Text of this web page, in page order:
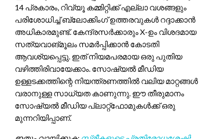
14 പ്രകാരം, റിവ്യൂ കമ്മിറ്റിക്ക് എല്ലാ വശങ്ങളും
പരിശോധിച്ച് ബ്ലോക്കിംഗ് ഉത്തരവുകൾ റദ്ദാക്കാൻ
അധികാരമുണ്ട്. കേന്ദ്രസർക്കാരും X-ഉം വിശദമായ
സത്യവാങ്മൂലം സമർപ്പിക്കാൻ കോടതി
ആവശ്യപ്പെട്ടു. ഇത് നിയമപരമായ ഒരു പുതിയ
വഴിത്തിരിവായേക്കാം. സോഷ്യൽ മീഡിയ
ഉള്ളടക്കത്തിന്റെ നിയന്ത്രണത്തിൽ വലിയ മാറ്റങ്ങൾ
വരാനുള്ള സാധ്യത കാണുന്നു. ഈ തീരുമാനം
സോഷ്യൽ മീഡിയ പ്ലാറ്റ്‌ഫോമുകൾക്ക് ഒരു
മുന്നറിയിപ്പാണ്.